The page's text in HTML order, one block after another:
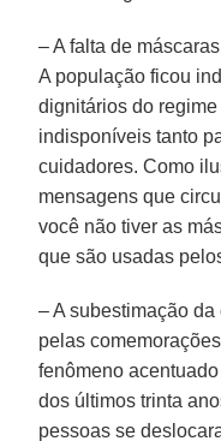
– A falta de
A população ficou
dignitários do
indisponíveis tanto
cuidadores. Como
mensagens que
você não tiver as
que são usadas
– A subestimação
pelas
fenômeno
dos últimos trinta
pessoas se